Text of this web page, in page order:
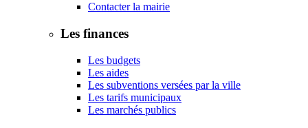
Contacter la mairie
Les finances
Les budgets
Les aides
Les subventions versées par la ville
Les tarifs municipaux
Les marchés publics